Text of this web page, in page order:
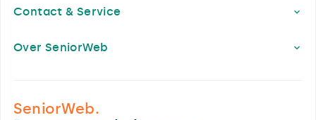
Contact & Service
Over SeniorWeb
SeniorWeb.